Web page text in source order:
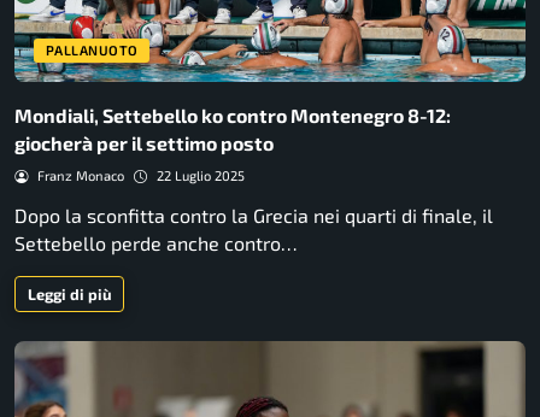
PALLANUOTO
Mondiali, Settebello ko contro Montenegro 8-12:
giocherà per il settimo posto
Franz Monaco 22 Luglio 2025
Dopo la sconfitta contro la Grecia nei quarti di finale, il
Settebello perde anche contro…
Leggi di più